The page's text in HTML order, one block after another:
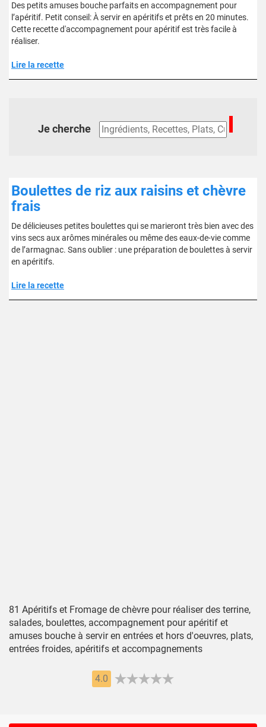
Des petits amuses bouche parfaits en accompagnement pour
l’apéritif. Petit conseil: À servir en apéritifs et prêts en 20 minutes.
Cette recette d'accompagnement pour apéritif est très facile à
réaliser.
Lire la recette
Je cherche
Boulettes de riz aux raisins et chèvre
frais
De délicieuses petites boulettes qui se marieront très bien avec des
vins secs aux arômes minérales ou même des eaux-de-vie comme
de l’armagnac. Sans oublier : une préparation de boulettes à servir
en apéritifs.
Lire la recette
81 Apéritifs et Fromage de chèvre pour réaliser des terrine,
salades, boulettes, accompagnement pour apéritif et
amuses bouche à servir en entrées et hors d'oeuvres, plats,
entrées froides, apéritifs et accompagnements
4.0